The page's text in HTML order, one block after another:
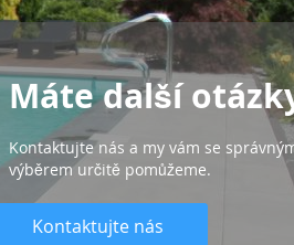
Máte další
Kontaktujte nás a my vám se
výběrem určitě pomůžeme.
Kontaktujte nás